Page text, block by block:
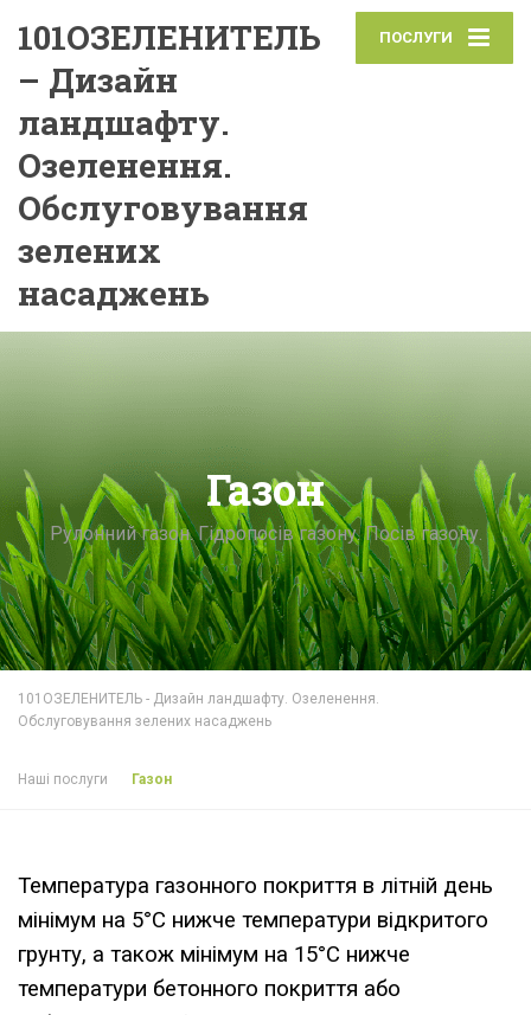
ПОСЛУГИ
101ОЗЕЛЕНИТЕЛЬ
– Дизайн
ландшафту.
Озеленення.
Обслуговування
зелених
насаджень
Газон
Рулонний газон. Гідропосів газону. Посів газону.
101ОЗЕЛЕНИТЕЛЬ - Дизайн ландшафту. Озеленення.
Обслуговування зелених насаджень
Наші послуги Газон
Температура газонного покриття в літній день
мінімум на 5°С нижче температури відкритого
грунту, а також мінімум на 15°С нижче
температури бетонного покриття або